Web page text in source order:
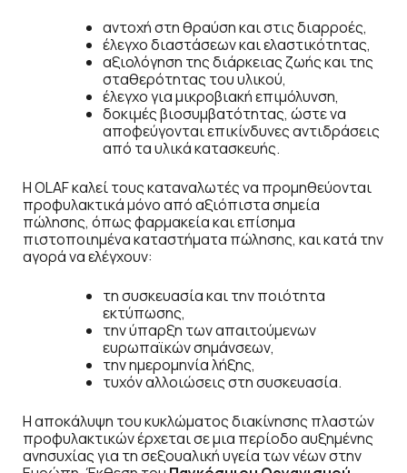
αντοχή στη θραύση και στις διαρροές,
έλεγχο διαστάσεων και ελαστικότητας,
αξιολόγηση της διάρκειας ζωής και της
σταθερότητας του υλικού,
έλεγχο για μικροβιακή επιμόλυνση,
δοκιμές βιοσυμβατότητας, ώστε να
αποφεύγονται επικίνδυνες αντιδράσεις
από τα υλικά κατασκευής.
Η OLAF καλεί τους καταναλωτές να προμηθεύονται
προφυλακτικά μόνο από αξιόπιστα σημεία
πώλησης, όπως φαρμακεία και επίσημα
πιστοποιημένα καταστήματα πώλησης, και κατά την
αγορά να ελέγχουν:
τη συσκευασία και την ποιότητα
εκτύπωσης,
την ύπαρξη των απαιτούμενων
ευρωπαϊκών σημάνσεων,
την ημερομηνία λήξης,
τυχόν αλλοιώσεις στη συσκευασία.
Η αποκάλυψη του κυκλώματος διακίνησης πλαστών
προφυλακτικών έρχεται σε μια περίοδο αυξημένης
ανησυχίας για τη σεξουαλική υγεία των νέων στην